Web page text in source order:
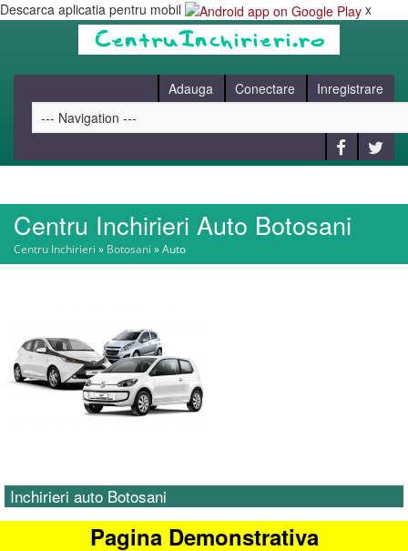
Descarca aplicatia pentru mobil x
Adauga Conectare Inregistrare
HOME
BLOG
CONTACT
Centru Inchirieri Auto Botosani
Centru Inchirieri » Botosani »Auto
Inchirieri auto Botosani
Pagina Demonstrativa